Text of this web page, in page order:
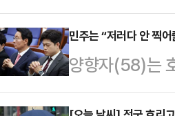
있다. 정부는
시동을 걸었다.
심' 행보를 이
자청한 것도 이
민주는 “저러다 안 찍
양향자(58)는
이력에 하나 더